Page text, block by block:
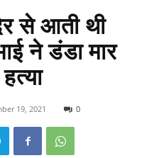
से आती थी
ने डंडा मार
19, 2021 0